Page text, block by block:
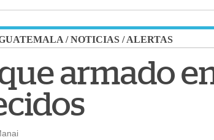
/NOTICIAS /ALERTAS
armado